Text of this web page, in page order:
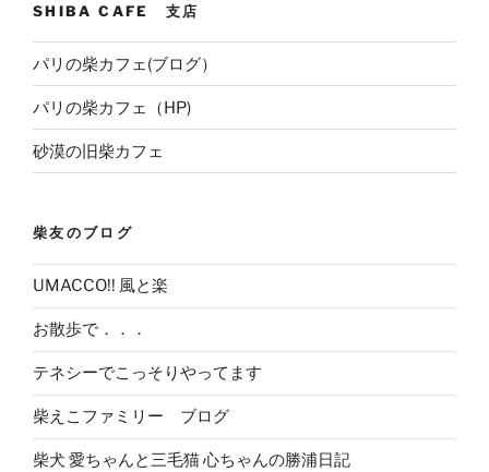
SHIBA CAFE 支店
パリの柴カフェ(ブログ）
パリの柴カフェ（HP)
砂漠の旧柴カフェ
柴友のブログ
UMACCO!! 風と楽
お散歩で．．．
テネシーでこっそりやってます
柴えこファミリー ブログ
柴犬 愛ちゃんと三毛猫 心ちゃんの勝浦日記